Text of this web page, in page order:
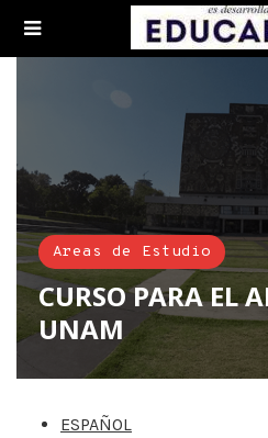
Areas de Estudio
CURSO PARA EL
UNAM
ESPAÑOL